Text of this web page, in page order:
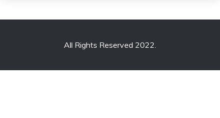
All Rights Reserved 2022.